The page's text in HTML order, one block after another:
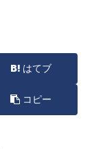
はてブ
コピー